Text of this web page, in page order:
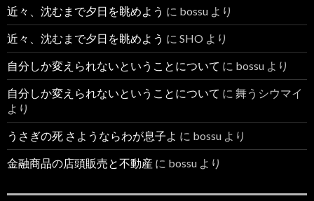
近々、沈むまで夕日を眺めよう に bossu より
近々、沈むまで夕日を眺めよう に SHO より
自分しか変えられないということについて に bossu より
自分しか変えられないということについて に 舞うシウマイ
より
うさぎの死 さようならわが息子よ に bossu より
金融商品の店頭販売と不動産 に bossu より